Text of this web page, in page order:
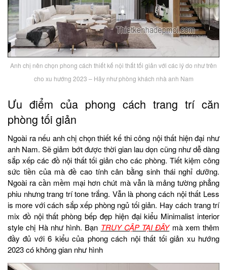
Anh chị nên chọn phong cách thiết kế nội thất tối giản với các lý do như trên
cho xu hướng 2023 – Hãy như phòng khách nhà anh Nam
Ưu điểm của phong cách trang trí căn
phòng tối giản
Ngoài ra nếu anh chị chọn thiết kế thi công nội thất hiện đại như
anh Nam. Sẽ giảm bớt được thời gian lau dọn cũng như dễ dàng
sắp xếp các đồ nội thất tối giản cho các phòng. Tiết kiệm công
sức tiền của mà đề cao tính cân bằng sinh thái nghỉ dưỡng.
Ngoài ra cần mềm mại hơn chút mà vẫn là mảng tường phẳng
phiu nhưng trang trí tone trắng. Vẫn là phong cách nội thất Less
is more với cách sắp xếp phòng ngủ tối giản. Hay cách trang trí
mix đồ nội thất phòng bếp đẹp hiện đại kiểu Minimalist interior
style chị Hà như hình. Bạn TRUY CẬP TẠI ĐÂYmà xem thêm
đầy đủ với 6 kiểu của phong cách nội thất tối giản xu hướng
2023 có không gian như hình